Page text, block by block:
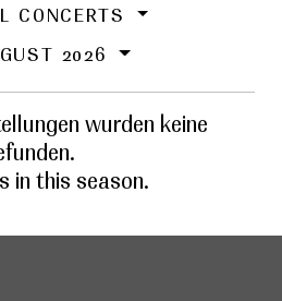
CONCERTS
2026
wurden keine
in this season.